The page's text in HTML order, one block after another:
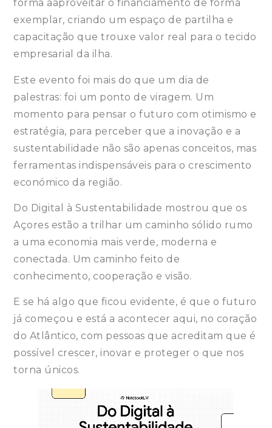
forma aaproveitar o financiamento de forma
exemplar, criando um espaço de partilha e
capacitação que trouxe valor real para o tecido
empresarial da ilha.
Este evento foi mais do que um dia de
palestras: foi um ponto de viragem. Um
momento para pensar o futuro com otimismo e
estratégia, para perceber que a inovação e a
sustentabilidade não são apenas conceitos, mas
ferramentas indispensáveis para o crescimento
económico da região.
Do Digital à Sustentabilidade mostrou que os
Açores estão a trilhar um caminho sólido rumo
a uma economia mais verde, moderna e
conectada. Um caminho feito de
conhecimento, cooperação e visão.
E se há algo que ficou evidente, é que o futuro
já começou e está a acontecer aqui, no coração
do Atlântico, com pessoas que acreditam que é
possível crescer, inovar e proteger o que nos
torna únicos.